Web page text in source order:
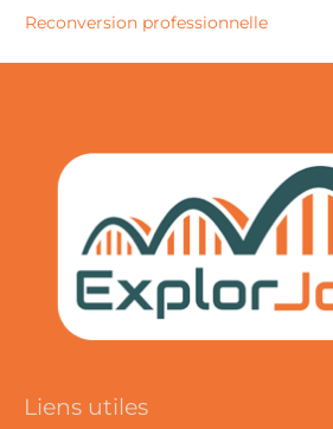
Reconversion professionnelle
Liens utiles